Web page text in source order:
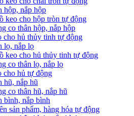
hộp, nắp hộp
keo cho hộp tròn tự động
co thân hộp, nắp hộp
cho hủ thủy tinh tự động
lọ, nắp lọ
keo cho hủ thủy tinh tự động
co thân lọ, nắp lọ
cho hủ tự động
hũ, nắp hũ
co thân hũ, nắp hũ
bình, nắp bình
sản phẩm, hàng hóa tự động